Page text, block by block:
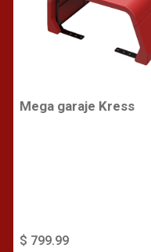
Mega garaje Kress
$ 799.99